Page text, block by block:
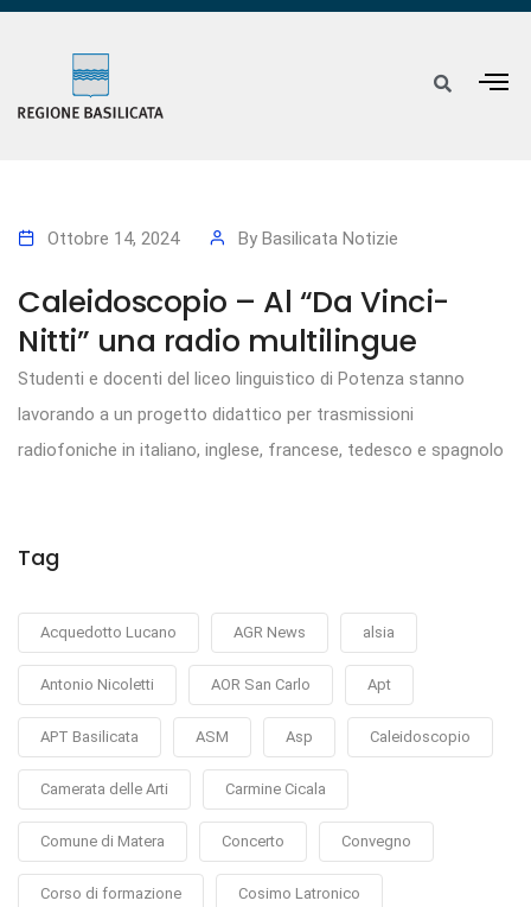
Ottobre 14, 2024 By Basilicata Notizie
Caleidoscopio – Al “Da Vinci-
Nitti” una radio multilingue
Studenti e docenti del liceo linguistico di Potenza stanno
lavorando a un progetto didattico per trasmissioni
radiofoniche in italiano, inglese, francese, tedesco e spagnolo
Tag
Acquedotto Lucano AGR News alsia
Antonio Nicoletti AOR San Carlo Apt
APT Basilicata ASM Asp Caleidoscopio
Camerata delle Arti Carmine Cicala
Comune di Matera Concerto Convegno
Corso di formazione Cosimo Latronico